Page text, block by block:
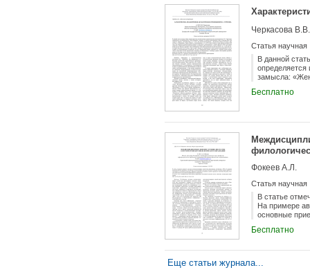
Черкасова В.В.
Статья научная
В данной
определяется
замысла:
1850 года.
«Холостяк».
Антония» И.С.
Флобера,
Бесплатно
Фокеев А.Л.
Статья научная
В статье
На примере
основные
Бесплатно
Еще статьи журнала...